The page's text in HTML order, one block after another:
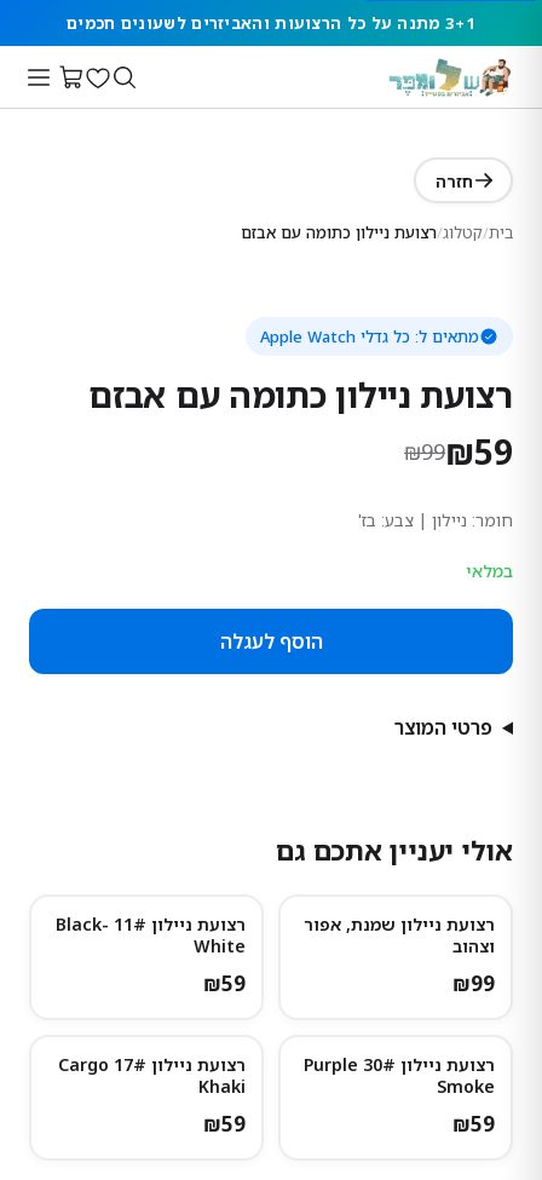
3+1 מתנה על כל הרצועות והאביזרים לשעונים חכמים
חזרה
בית/קטלוג/רצועת ניילון כתומה עם אבזם
מתאים ל: כל גדלי Apple Watch
רצועת ניילון כתומה עם אבזם
₪59
₪99
חומר: ניילון | צבע: בז'
במלאי
הוסף לעגלה
פרטי המוצר
אולי יעניין אתכם גם
רצועת ניילון שמנת, אפור
וצהוב
₪99
רצועת ניילון 11# Black-
White
₪59
רצועת ניילון 30# Purple
Smoke
₪59
רצועת ניילון 17# Cargo
Khaki
₪59